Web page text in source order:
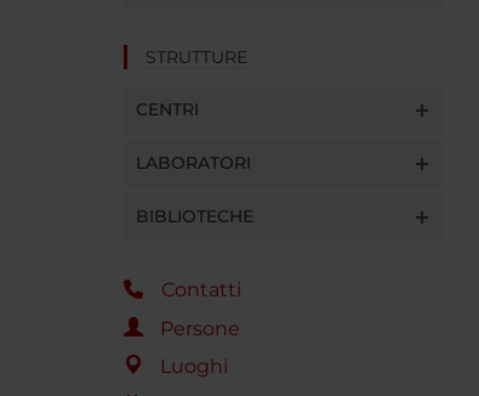
STRUTTURE
CENTRI
LABORATORI
BIBLIOTECHE
Contatti
Persone
Luoghi